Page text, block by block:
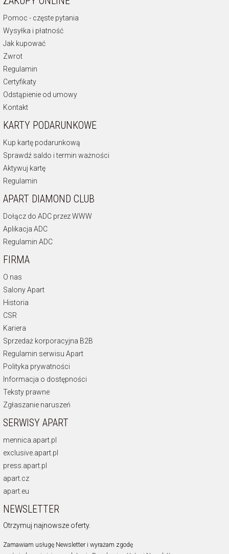
Pomoc - częste pytania
Wysyłka i płatność
Jak kupować
Zwrot
Regulamin
Certyfikaty
Odstąpienie od umowy
Kontakt
KARTY PODARUNKOWE
Kup kartę podarunkową
Sprawdź saldo i termin ważności
Aktywuj kartę
Regulamin
APART DIAMOND CLUB
Dołącz do ADC przez WWW
Aplikacja ADC
Regulamin ADC
FIRMA
O nas
Salony Apart
Historia
CSR
Kariera
Sprzedaż korporacyjna B2B
Regulamin serwisu Apart
Polityka prywatności
Informacja o dostępności
Teksty prawne
Zgłaszanie naruszeń
SERWISY APART
mennica.apart.pl
exclusive.apart.pl
press.apart.pl
apart.cz
apart.eu
NEWSLETTER
Otrzymuj najnowsze oferty.
Zamawiam usługę Newsletter i wyrażam zgodę